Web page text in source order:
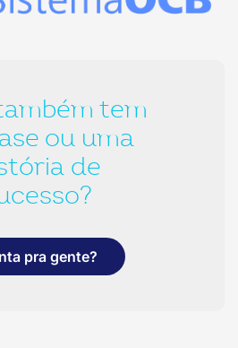
tem
ou uma
de
pra gente?